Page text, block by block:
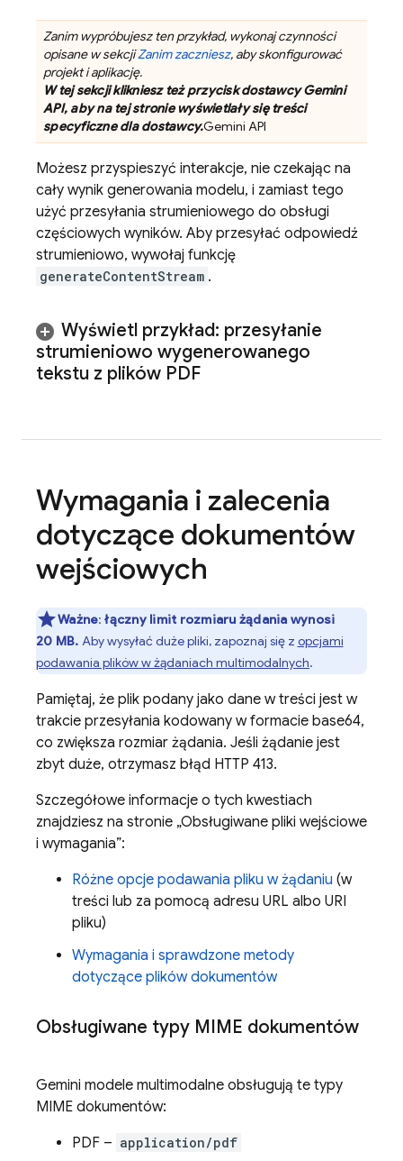
Zanim wypróbujesz ten przykład, wykonaj czynności
opisane w sekcjiZanim zaczniesz, aby skonfigurować
projekt i aplikację.
W tej sekcji klikniesz też przycisk dostawcy Gemini
API, aby na tej stronie wyświetlały się treści
specyficzne dla dostawcy.Gemini API
Możesz przyspieszyć interakcje, nie czekając na
cały wynik generowania modelu, i zamiast tego
użyć przesyłania strumieniowego do obsługi
częściowych wyników. Aby przesyłać odpowiedź
strumieniowo, wywołaj funkcję
generateContentStream .
Wyświetl przykład: przesyłanie
strumieniowo wygenerowanego
tekstu z plików PDF
Wymagania i zalecenia
dotyczące dokumentów
wejściowych
Ważne:łączny limit rozmiaru żądania wynosi
20 MB. Aby wysyłać duże pliki, zapoznaj się z opcjami
podawania plików w żądaniach multimodalnych.
Pamiętaj, że plik podany jako dane w treści jest w
trakcie przesyłania kodowany w formacie base64,
co zwiększa rozmiar żądania. Jeśli żądanie jest
zbyt duże, otrzymasz błąd HTTP 413.
Szczegółowe informacje o tych kwestiach
znajdziesz na stronie „Obsługiwane pliki wejściowe
i wymagania”:
Różne opcje podawania pliku w żądaniu (w
treści lub za pomocą adresu URL albo URI
pliku)
Wymagania i sprawdzone metody
dotyczące plików dokumentów
Obsługiwane typy MIME dokumentów
Gemini modele multimodalne obsługują te typy
MIME dokumentów:
PDF – application/pdf